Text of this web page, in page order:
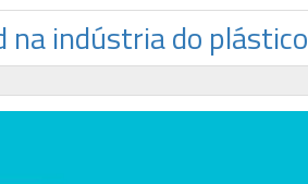
na indústria do plástico